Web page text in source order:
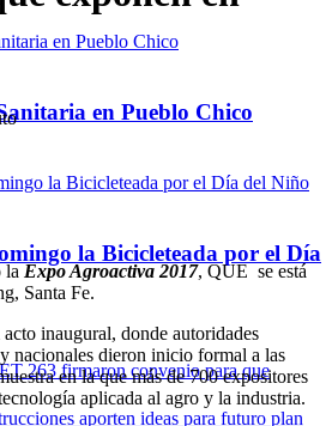
en Pueblo Chico
la Bicicleteada por el Día
la Expo Agroactiva 2017, QUE se está
Santa Fe.
inaugural, donde autoridades
nacionales dieron inicio formal a las
en la que más de 700 expositores
aplicada al agro y la industria.